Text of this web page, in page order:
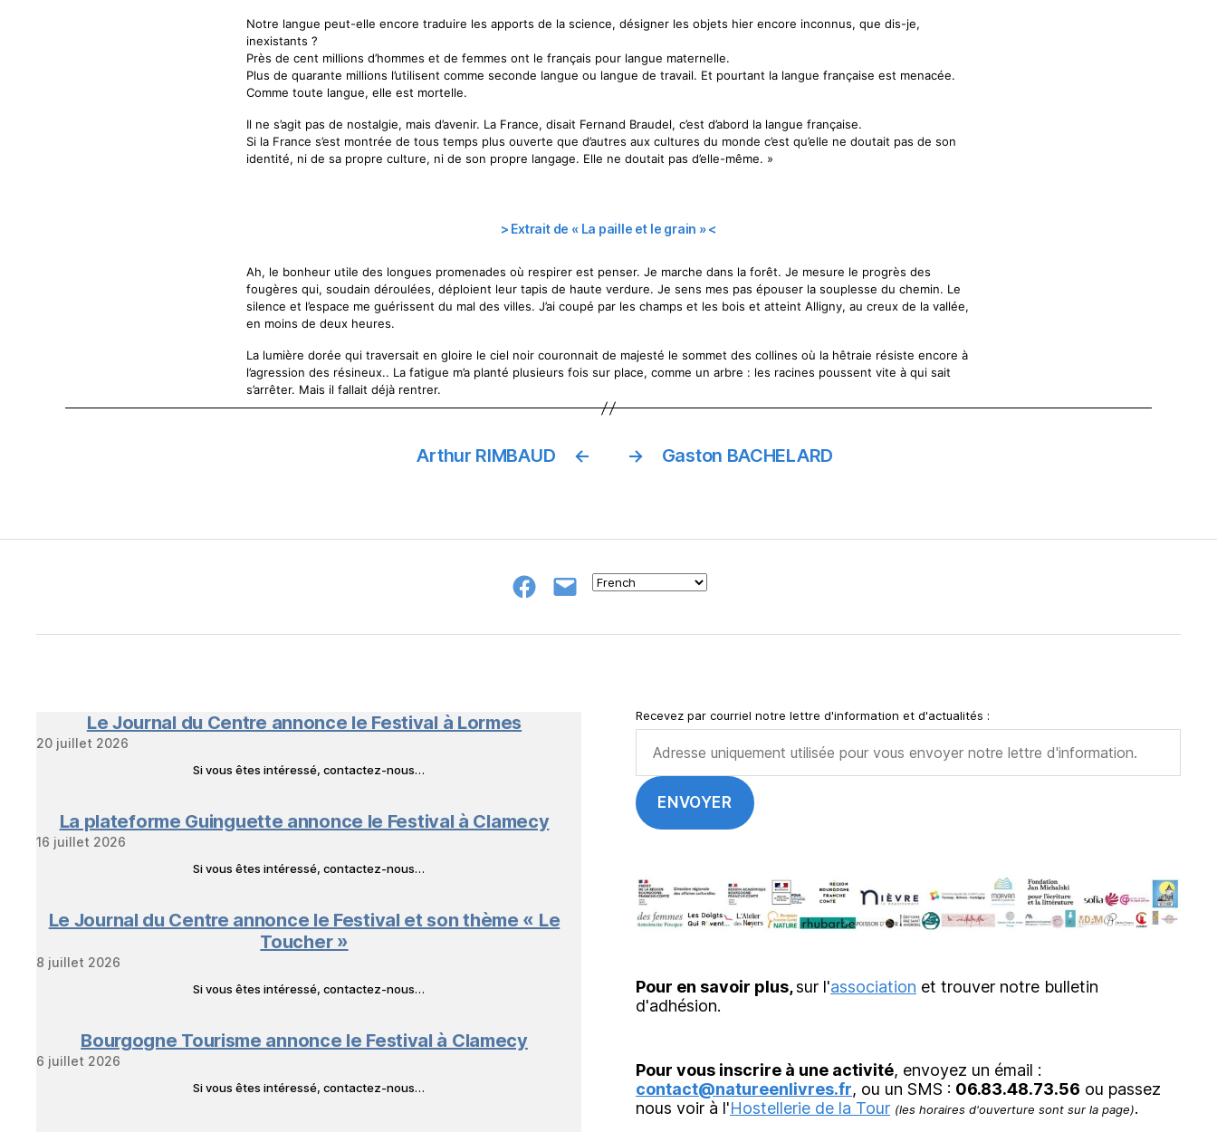
Notre langue peut-elle encore traduire les apports de la science, désigner les objets hier encore inconnus, que dis-je,
inexistants ?
Près de cent millions d’hommes et de femmes ont le français pour langue maternelle.
Plus de quarante millions l’utilisent comme seconde langue ou langue de travail. Et pourtant la langue française est menacée.
Comme toute langue, elle est mortelle.
Il ne s’agit pas de nostalgie, mais d’avenir. La France, disait Fernand Braudel, c’est d’abord la langue française.
Si la France s’est montrée de tous temps plus ouverte que d’autres aux cultures du monde c’est qu’elle ne doutait pas de son
identité, ni de sa propre culture, ni de son propre langage. Elle ne doutait pas d’elle-même. »
> Extrait de « La paille et le grain » <
Ah, le bonheur utile des longues promenades où respirer est penser. Je marche dans la forêt. Je mesure le progrès des
fougères qui, soudain déroulées, déploient leur tapis de haute verdure. Je sens mes pas épouser la souplesse du chemin. Le
silence et l’espace me guérissent du mal des villes. J’ai coupé par les champs et les bois et atteint Alligny, au creux de la vallée,
en moins de deux heures.
La lumière dorée qui traversait en gloire le ciel noir couronnait de majesté le sommet des collines où la hêtraie résiste encore à
l’agression des résineux.. La fatigue m’a planté plusieurs fois sur place, comme un arbre : les racines poussent vite à qui sait
s’arrêter. Mais il fallait déjà rentrer.
←
Arthur RIMBAUD → Gaston BACHELARD
GroupeE-
Le Journal du Centre annonce le Festival à Lormes
20 juillet 2026
Si vous êtes intéressé, contactez-nous…
La plateforme Guinguette annonce le Festival à Clamecy
16 juillet 2026
Si vous êtes intéressé, contactez-nous…
Le Journal du Centre annonce le Festival et son thème « Le
Toucher »
8 juillet 2026
Si vous êtes intéressé, contactez-nous…
Bourgogne Tourisme annonce le Festival à Clamecy
6 juillet 2026
Si vous êtes intéressé, contactez-nous…
Recevez par courriel notre lettre d'information et d'actualités :
Pour en savoir plus,sur l'association et trouver notre bulletin
d'adhésion.
Pour vous inscrire à une activité, envoyez un émail :
contact@natureenlivres.fr, ou un SMS : 06.83.48.73.56 ou passez
nous voir à l'Hostellerie de la Tour (les horaires d'ouverture sont sur la page).